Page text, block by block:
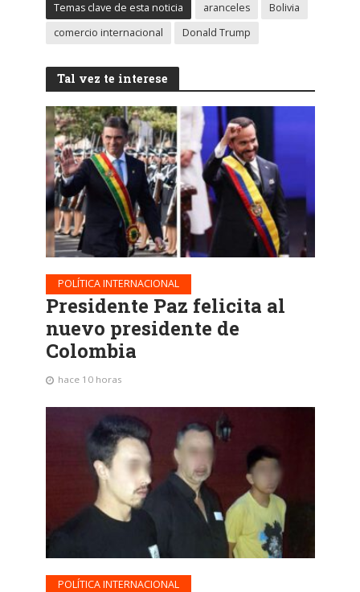
Temas clave de esta noticia aranceles
Bolivia
comercio internacional
Donald Trump
Tal vez te interese
POLÍTICA INTERNACIONAL
Presidente Paz felicita al
nuevo presidente de
Colombia
hace 10 horas
POLÍTICA INTERNACIONAL